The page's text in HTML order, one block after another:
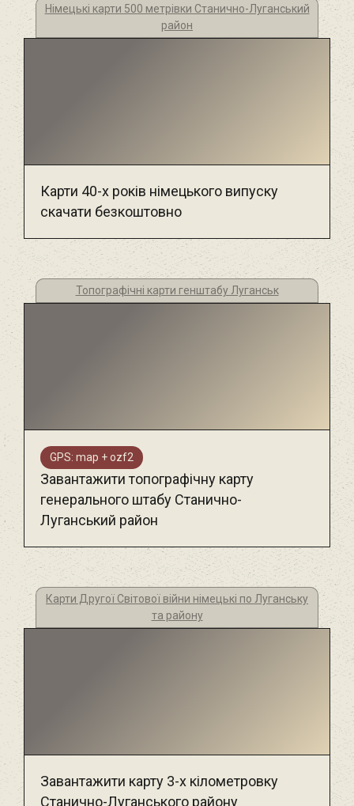
Німецькі карти 500 метрівки Станично-Луганський
район
Карти 40-х років німецького випуску
скачати безкоштовно
Топографічні карти генштабу Луганськ
GPS: map + ozf2
Завантажити топографічну карту
генерального штабу Станично-
Луганський район
Карти Другої Світової війни німецькі по Луганську
та району
Завантажити карту 3-х кілометровку
Станично-Луганського району